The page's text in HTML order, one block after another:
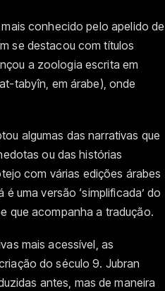
conhecido pelo apelido de
se destacou com títulos
a zoologia escrita em
tabyîn, em árabe), onde
algumas das narrativas que
ou das histórias
com várias edições árabes
uma versão ‘simplificada’ do
que acompanha a tradução.
mais acessível, as
do século 9. Jubran
antes, mas de maneira